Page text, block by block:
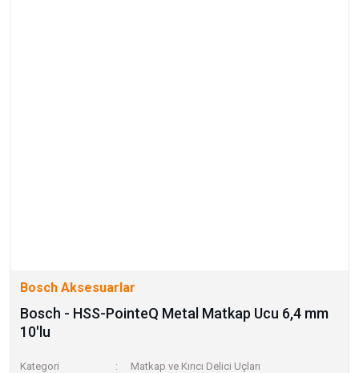
Bosch Aksesuarlar
Bosch - HSS-PointeQ Metal Matkap Ucu 6,4 mm
10'lu
Kategori
Matkap ve Kırıcı Delici Uçları